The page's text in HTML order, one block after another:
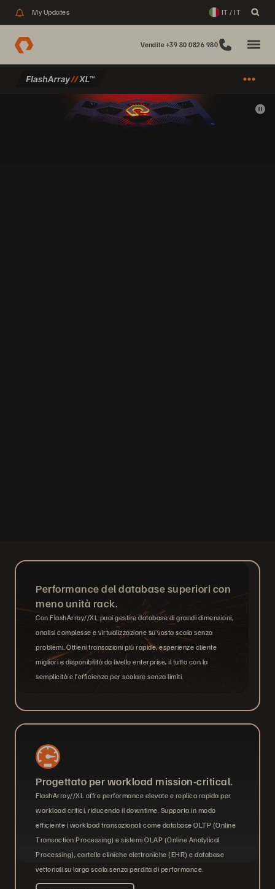
My Updates IT / IT
Vendite +39 80 0826 980
Performance del database superiori con
meno unità rack.
Con FlashArray//XL puoi gestire database di grandi dimensioni,
analisi complesse e virtualizzazione su vasta scala senza
problemi. Ottieni transazioni più rapide, esperienze cliente
migliori e disponibilità da livello enterprise, il tutto con la
semplicità e l’efficienza per scalare senza limiti.
Progettato per workload mission-critical.
FlashArray//XL offre performance elevate e replica rapida per
workload critici, riducendo il downtime. Supporta in modo
efficiente i workload transazionali come database OLTP (Online
Transaction Processing) e sistemi OLAP (Online Analytical
Processing), cartelle cliniche elettroniche (EHR) e database
vettoriali su larga scala senza perdita di performance.